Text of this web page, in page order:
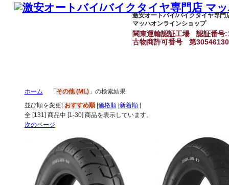
激安オートバイ/バイクタイヤ専門
マッハオンラインショップ
関東運輸認証工場
認証番号
古物商許可番号
第
ホーム 「 その他 (ML)」の検索結果
並び順を変更[ おすすめ順| 価格順| 新着順]
全 [131] 商品中 [1-30] 商品を表示しています。
次のページ